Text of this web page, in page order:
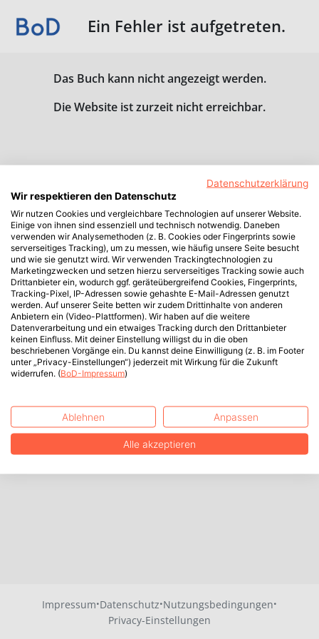
Ein Fehler ist aufgetreten.
Das Buch kann nicht angezeigt werden.
Die Website ist zurzeit nicht erreichbar.
Impressum·Datenschutz·Nutzungsbedingungen·
Privacy-Einstellungen
Datenschutzerklärung
Wir respektieren den Datenschutz
Wir nutzen Cookies und vergleichbare Technologien auf unserer Website.
Einige von ihnen sind essenziell und technisch notwendig. Daneben
verwenden wir Analysemethoden (z. B. Cookies oder Fingerprints sowie
serverseitiges Tracking), um zu messen, wie häufig unsere Seite besucht
und wie sie genutzt wird. Wir verwenden Trackingtechnologien zu
Marketingzwecken und setzen hierzu serverseitiges Tracking sowie auch
Drittanbieter ein, wodurch ggf. geräteübergreifend Cookies, Fingerprints,
Tracking-Pixel, IP-Adressen sowie gehashte E-Mail-Adressen genutzt
werden. Auf unserer Seite betten wir zudem Drittinhalte von anderen
Anbietern ein (Video-Plattformen). Wir haben auf die weitere
Datenverarbeitung und ein etwaiges Tracking durch den Drittanbieter
keinen Einfluss. Mit deiner Einstellung willigst du in die oben
beschriebenen Vorgänge ein. Du kannst deine Einwilligung (z. B. im Footer
unter „Privacy-Einstellungen“) jederzeit mit Wirkung für die Zukunft
widerrufen. (BoD-Impressum)
Ablehnen Anpassen
Alle akzeptieren